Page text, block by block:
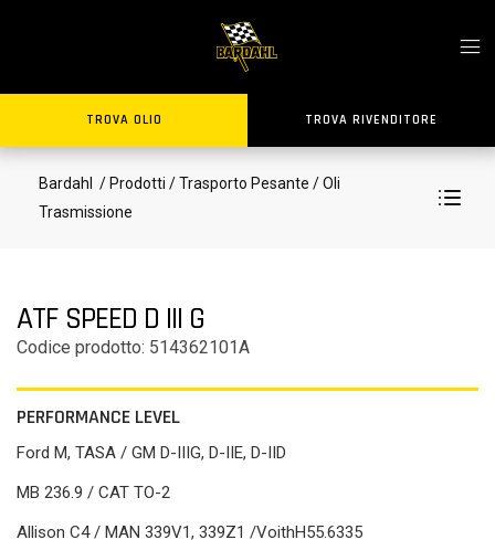
TROVA OLIO TROVA RIVENDITORE
Bardahl / Prodotti / Trasporto Pesante / Oli
Trasmissione
ATF SPEED D III G
Codice prodotto: 514362101A
PERFORMANCE LEVEL
Ford M, TASA / GM D-IIIG, D-IIE, D-IID
MB 236.9 / CAT TO-2
Allison C4 / MAN 339V1, 339Z1 /VoithH55.6335